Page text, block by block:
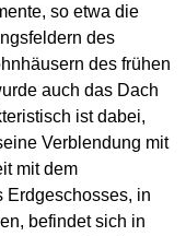
so etwa die
des
des frühen
auch das Dach
ist dabei,
Verblendung mit
mit dem
Erdgeschosses, in
befindet sich in